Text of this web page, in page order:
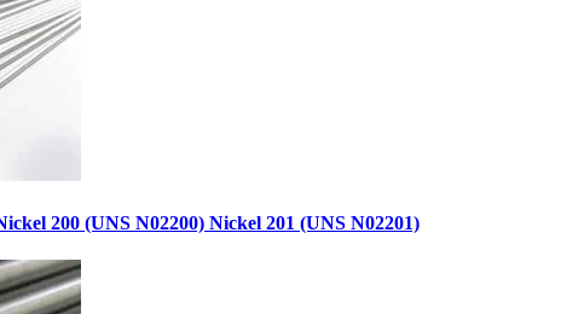
200 (UNS N02200) Nickel 201 (UNS N02201)